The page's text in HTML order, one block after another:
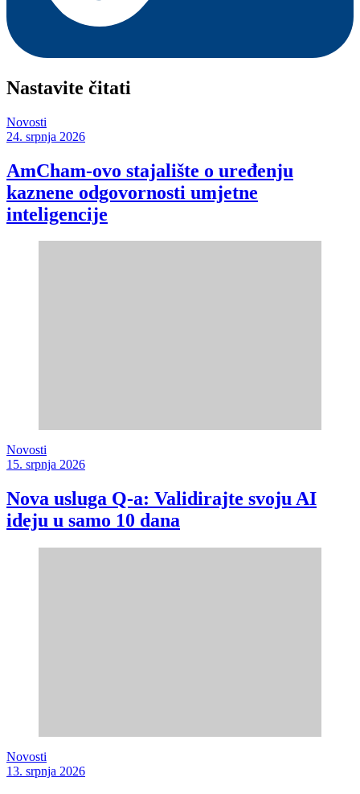
Nastavite čitati
Novosti
24. srpnja 2026
AmCham-ovo stajalište o uređenju
kaznene odgovornosti umjetne
inteligencije
Novosti
15. srpnja 2026
Nova usluga Q-a: Validirajte svoju AI
ideju u samo 10 dana
Novosti
13. srpnja 2026